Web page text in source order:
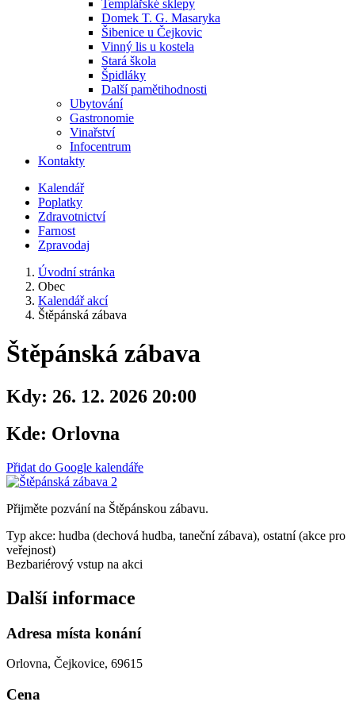
Templářské sklepy
Domek T. G. Masaryka
Šibenice u Čejkovic
Vinný lis u kostela
Stará škola
Špidláky
Další pamětihodnosti
Ubytování
Gastronomie
Vinařství
Infocentrum
Kontakty
Kalendář
Poplatky
Zdravotnictví
Farnost
Zpravodaj
Úvodní stránka
Obec
Kalendář akcí
Štěpánská zábava
Štěpánská zábava
Kdy: 26. 12. 2026 20:00
Kde: Orlovna
Přidat do Google kalendáře
Přijměte pozvání na Štěpánskou zábavu.
Typ akce: hudba (dechová hudba, taneční zábava), ostatní (akce pro
veřejnost)
Bezbariérový vstup na akci
Další informace
Adresa místa konání
Orlovna, Čejkovice, 69615
Cena